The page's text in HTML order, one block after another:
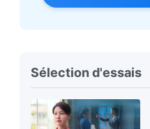
Sélection d'essais